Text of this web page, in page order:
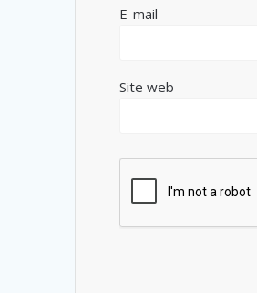
E-mail
Site web